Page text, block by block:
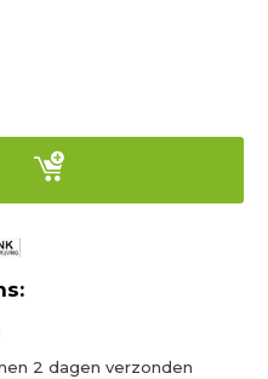
2 dagen verzonden